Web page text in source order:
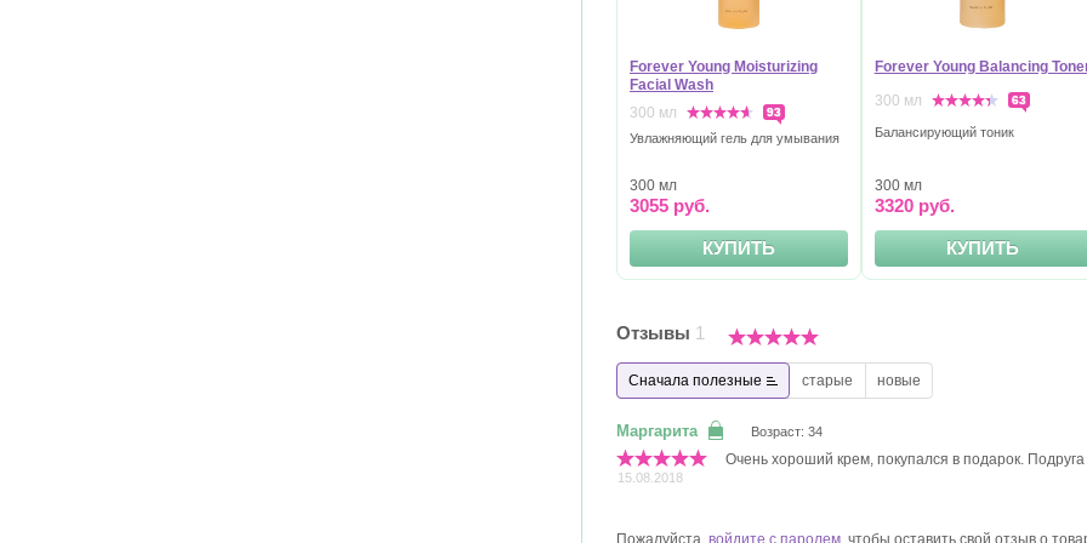
Forever Young Moisturizing
Facial Wash
300 мл
93
Увлажняющий гель для умывания
300 мл
3055 руб.
КУПИТЬ
Forever Young Balancing
300 мл
63
Балансирующий тоник
300 мл
3320 руб.
КУПИТЬ
Отзывы 1
Сначала полезные старые новые
Возраст: 34
15.08.2018
Очень хороший крем, покупался в подарок.
Пожалуйста, войдите с паролем , чтобы оставить свой отзыв о